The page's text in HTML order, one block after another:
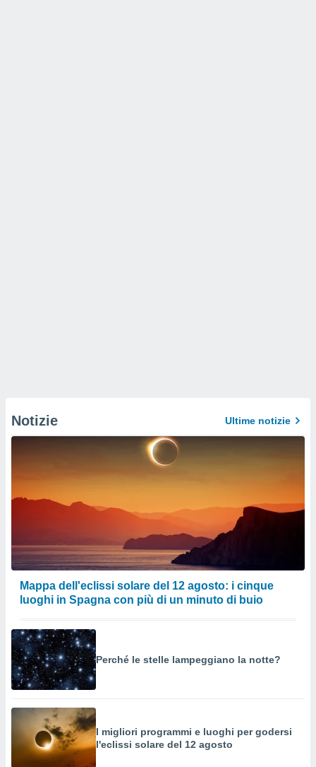
Notizie Ultime notizie
Mappa dell'eclissi solare del 12 agosto: i cinque
luoghi in Spagna con più di un minuto di buio
Perché le stelle lampeggiano la notte?
I migliori programmi e luoghi per godersi
l'eclissi solare del 12 agosto